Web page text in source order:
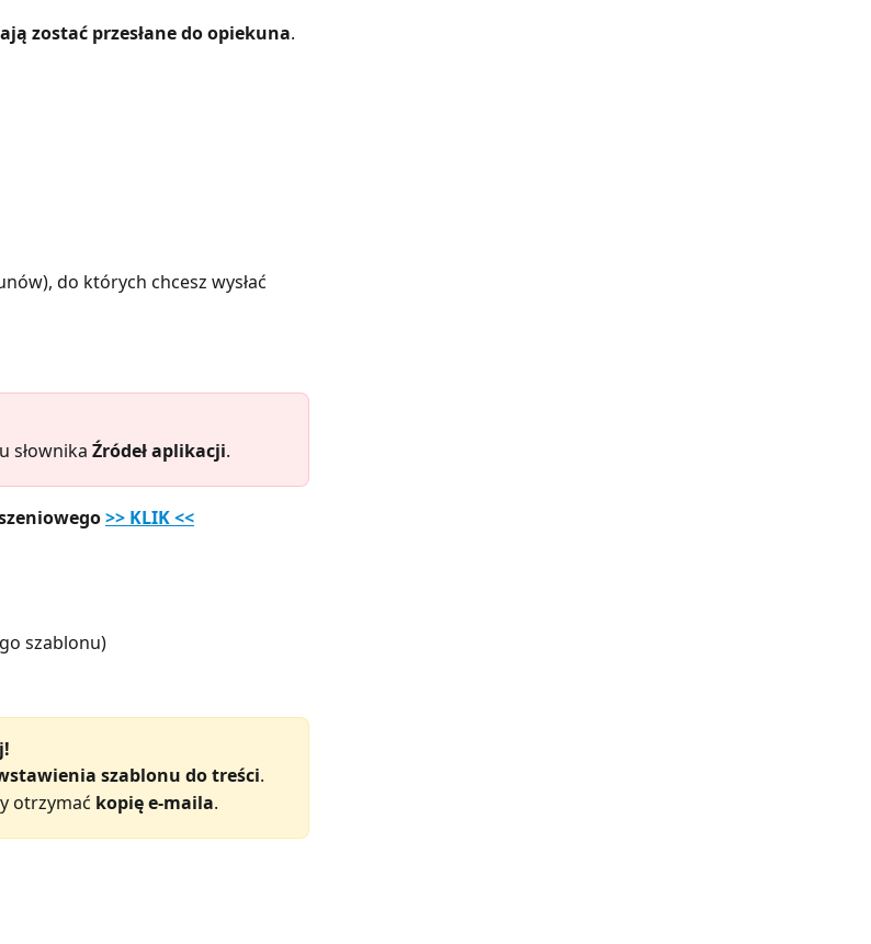
zostać przesłane do opiekuna.
do których chcesz wysłać
słownika Źródeł aplikacji.
>> KLIK <<
szablonu)
szablonu do treści.
otrzymać kopię e-maila.